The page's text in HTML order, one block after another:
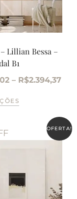
Lillian Bessa –
B1
– R$2.394,37
OFERTA!